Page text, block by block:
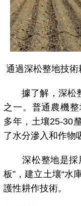
通過深松整地技
據了解，深松整
之一。普通農機
多年，土壤25-30
了水分滲入和作物
深松整地是採用
板”，建立土壤“水
護性耕作技術。